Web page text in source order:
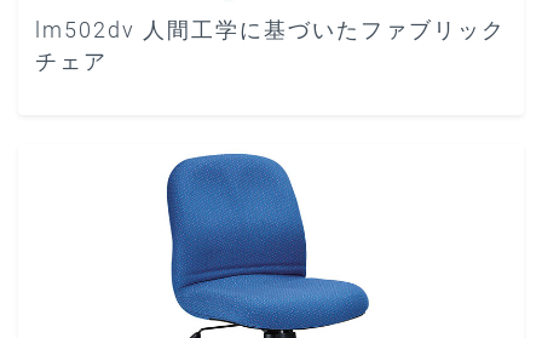
lm502dv 人間工学に基づいたファブリック
チェア